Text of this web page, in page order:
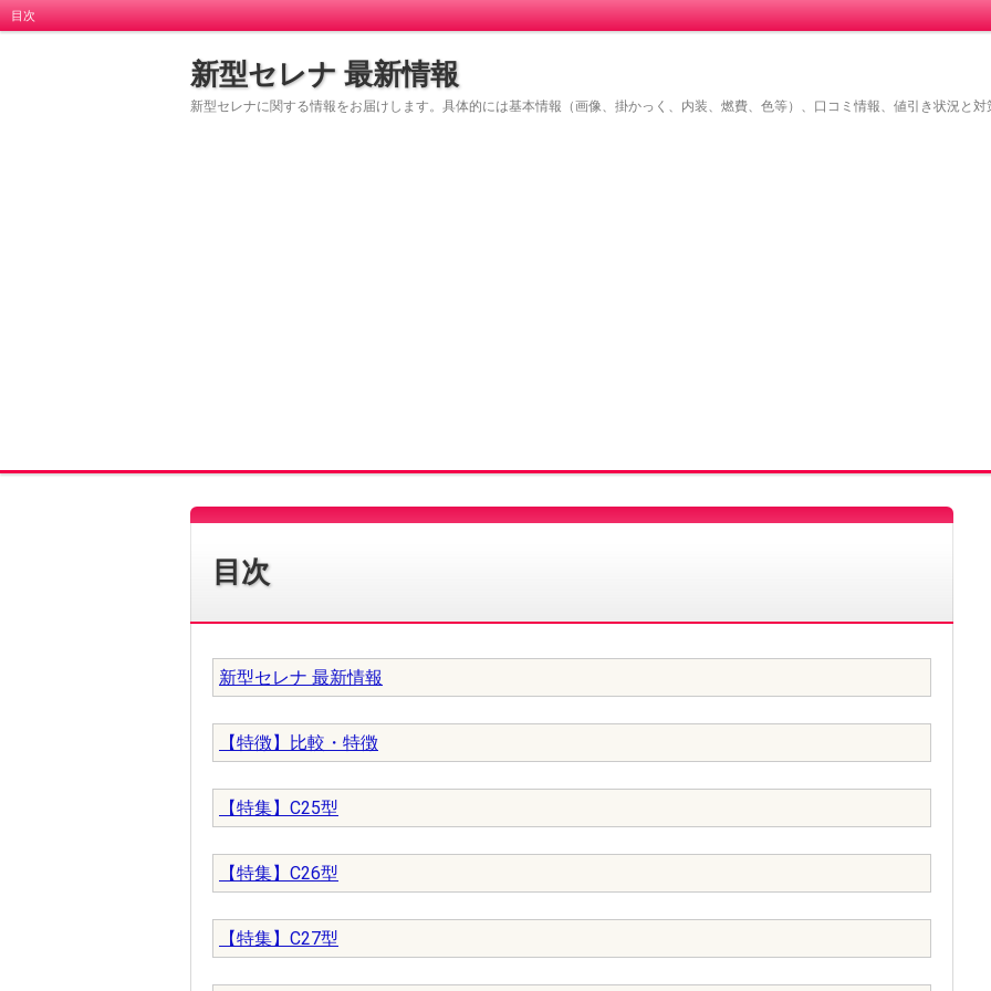
目次
新型セレナ 最新情報
新型セレナに関する情報をお届けします。具体的には基本情報（画像、掛かっく、内装、燃費、色等）、口コミ情報、値引き状況と
目次
新型セレナ 最新情報
【特徴】比較・特徴
【特集】C25型
【特集】C26型
【特集】C27型